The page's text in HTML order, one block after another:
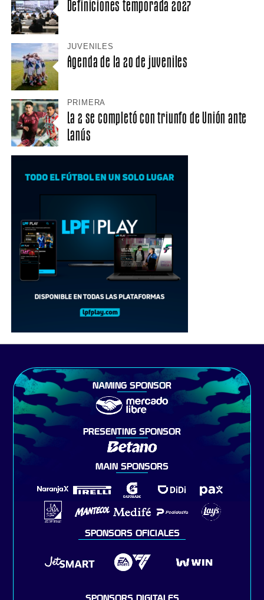
Definiciones temporada 2027
JUVENILES
Agenda de la 20 de juveniles
PRIMERA
La 2 se completó con triunfo de Unión ante
Lanús
NAMING SPONSOR
PRESENTING SPONSOR
MAIN SPONSORS
SPONSORS OFICIALES